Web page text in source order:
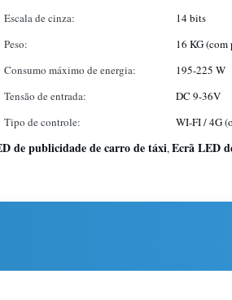
Escala de cinza:
14 bits
Peso:
16 KG (com
Consumo máximo de energia:
195-225 W
Tensão de entrada:
DC 9-36V
Tipo de controle:
WI-FI / 4G
de publicidade de carro de táxi,Ecrã LED